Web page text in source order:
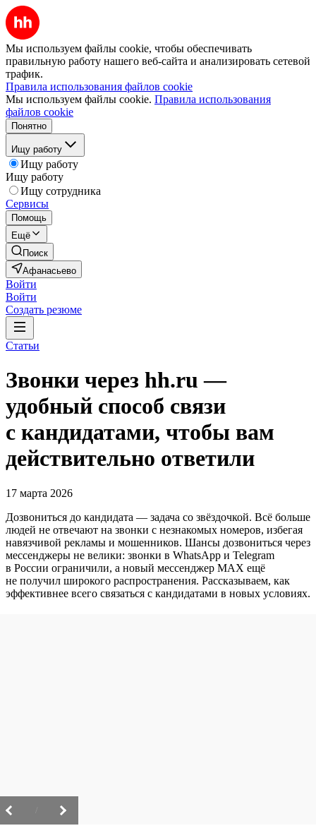
Мы используем файлы cookie, чтобы обеспечивать
правильную работу нашего веб-сайта и анализировать сетевой
трафик.
Правила использования файлов cookie
Мы используем файлы cookie. Правила использования
файлов cookie
Понятно
Ищу работу
Ищу работу
Ищу работу
Ищу сотрудника
Сервисы
Помощь
Ещё
Поиск
Афанасьево
Войти
Войти
Создать резюме
Статьи
Звонки через hh.ru —
удобный способ связи
с кандидатами, чтобы вам
действительно ответили
17 марта 2026
Дозвониться до кандидата — задача со звёздочкой. Всё больше
людей не отвечают на звонки с незнакомых номеров, избегая
навязчивой рекламы и мошенников. Шансы дозвониться через
мессенджеры не велики: звонки в WhatsApp и Telegram
в России ограничили, а новый мессенджер MAX ещё
не получил широкого распространения. Рассказываем, как
эффективнее всего связаться с кандидатами в новых условиях.